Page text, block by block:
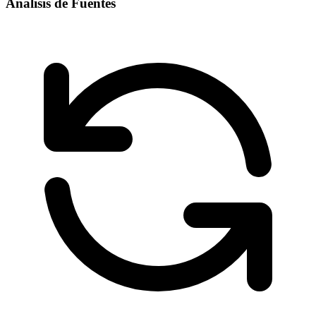
Análisis de Fuentes